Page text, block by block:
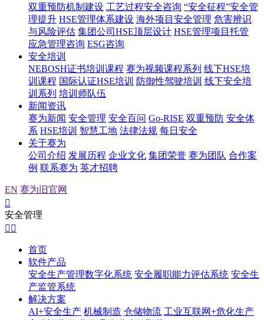
双重预防机制建设 工艺过程安全咨询 “安全征程”安全管
理提升 HSE管理体系建设 海外项目安全管理 危害辨识
与风险评估 集团公司HSE顶层设计 HSE管理项目托管
应急管理咨询 ESG咨询
安全培训
NEBOSH证书培训课程 赛为视频课程系列 线下HSE培
训课程 国际认证HSE培训 防御性驾驶培训 线下安全培
训系列 培训师队伍
新闻资讯
赛为新闻 安全管理 安全百问 Go-RISE 双重预防 安全体
系 HSE培训 智慧工地 法律法规 每日安全
关于赛为
公司介绍 发展历程 企业文化 集团荣誉 赛为团队 合作案
例 联系赛为 英才招聘
EN 赛为旧官网

安全管理
 
首页
软件产品
安全生产管理数字化系统 安全履职能力评估系统 安全生
产监管系统
解决方案
AI+安全生产 机械制造 仓储物流 工业互联网+危化生产